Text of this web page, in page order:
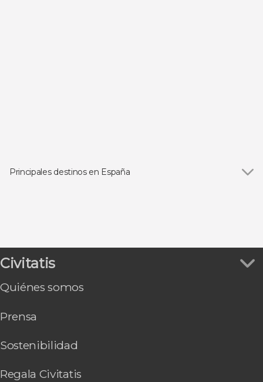
Principales destinos en España
Santiago de Compostela
Arrecife
Bilbao
Málaga
Civitatis
Quiénes somos
Prensa
Sostenibilidad
Regala Civitatis